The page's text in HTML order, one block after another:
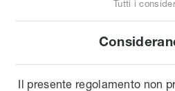
Tutti i
Il presente regolamento non